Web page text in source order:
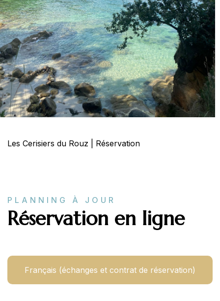
Les Cerisiers du Rouz Réservation
PLANNING À JOUR
Réservation en ligne
Français (échanges et contrat de réservation)